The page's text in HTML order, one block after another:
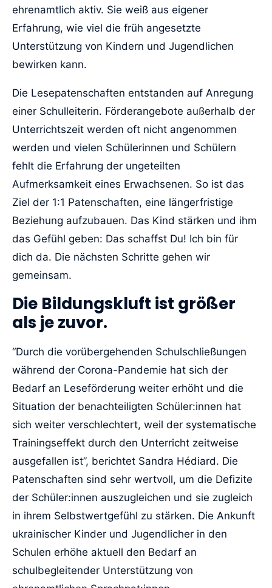
ehrenamtlich aktiv. Sie weiß aus eigener
Erfahrung, wie viel die früh angesetzte
Unterstützung von Kindern und Jugendlichen
bewirken kann.
Die Lesepatenschaften entstanden auf Anregung
einer Schulleiterin. Förderangebote außerhalb der
Unterrichtszeit werden oft nicht angenommen
werden und vielen Schülerinnen und Schülern
fehlt die Erfahrung der ungeteilten
Aufmerksamkeit eines Erwachsenen. So ist das
Ziel der 1:1 Patenschaften, eine längerfristige
Beziehung aufzubauen. Das Kind stärken und ihm
das Gefühl geben: Das schaffst Du! Ich bin für
dich da. Die nächsten Schritte gehen wir
gemeinsam.
Die Bildungskluft ist größer
als je zuvor.
“Durch die vorübergehenden Schulschließungen
während der Corona-Pandemie hat sich der
Bedarf an Leseförderung weiter erhöht und die
Situation der benachteiligten Schüler:innen hat
sich weiter verschlechtert, weil der systematische
Trainingseffekt durch den Unterricht zeitweise
ausgefallen ist”, berichtet Sandra Hédiard. Die
Patenschaften sind sehr wertvoll, um die Defizite
der Schüler:innen auszugleichen und sie zugleich
in ihrem Selbstwertgefühl zu stärken. Die Ankunft
ukrainischer Kinder und Jugendlicher in den
Schulen erhöhe aktuell den Bedarf an
schulbegleitender Unterstützung von